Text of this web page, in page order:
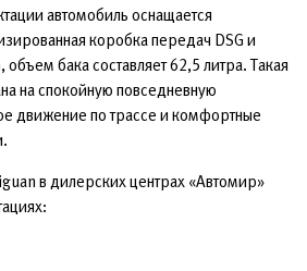
автомобиль оснащается
коробка передач DSG и
бака составляет 62,5 литра. Такая
на спокойную повседневную
движение по трассе и комфортные
в дилерских центрах «Автомир»